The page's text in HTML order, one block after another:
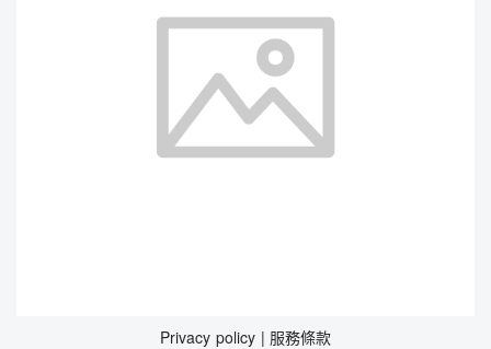
Privacy policy | 服務條款